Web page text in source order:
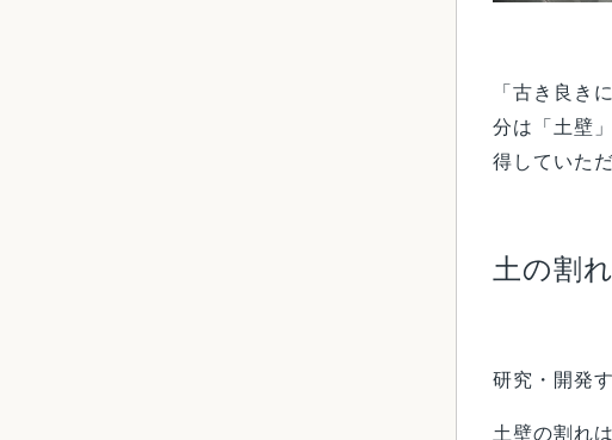
「古き良き
分は「土壁
得していた
土の割
研究・開発
土壁の割れ